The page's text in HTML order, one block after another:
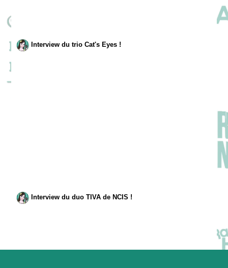
Interview du trio Cat's Eyes !
Interview du duo TIVA de NCIS !